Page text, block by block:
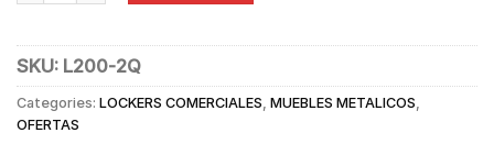
SKU: L200-2Q
Categories: LOCKERS COMERCIALES MUEBLES METALICOS
OFERTAS